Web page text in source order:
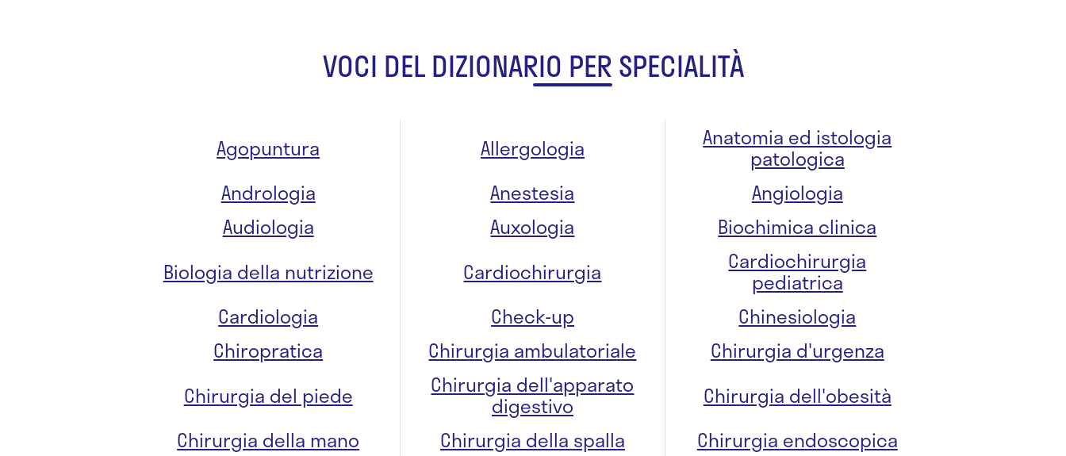
VOCI DEL DIZIONARIO PER SPECIALITÀ
Agopuntura Allergologia Anatomia ed istologia
patologica
Andrologia
Anestesia
Angiologia
Audiologia
Auxologia
Biochimica clinica
Biologia della nutrizione
Cardiochirurgia Cardiochirurgia
pediatrica
Cardiologia
Check-up
Chinesiologia
Chiropratica
Chirurgia ambulatoriale
Chirurgia d'urgenza
Chirurgia del piede
Chirurgia dell'apparato
digestivo
Chirurgia dell'obesità
Chirurgia della mano
Chirurgia della spalla
Chirurgia endoscopica